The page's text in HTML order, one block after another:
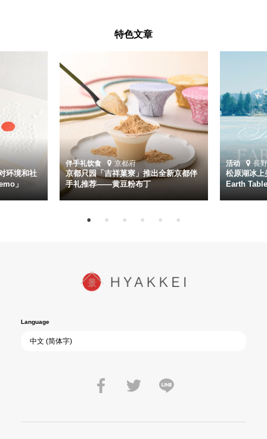
特色文章
环境和社
」
伴手礼饮食 京都府
京都只园「吉祥菓寮」推出全新京都伴
手礼推荐——黄豆粉布丁
活动 長
松原湖冰
Earth
Language